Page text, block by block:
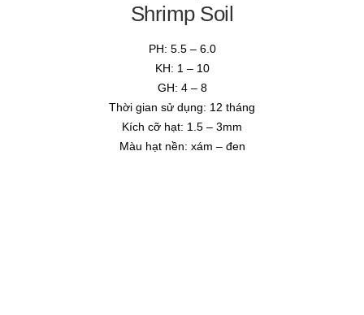
Shrimp Soil
PH: 5.5 – 6.0
KH: 1 – 10
GH: 4 – 8
Thời gian sử dụng: 12 tháng
Kích cỡ hạt: 1.5 – 3mm
Màu hạt nền: xám – đen